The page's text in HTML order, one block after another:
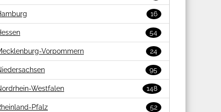
16
54
Vorpommern 24
95
Westfalen 148
Pfalz 52